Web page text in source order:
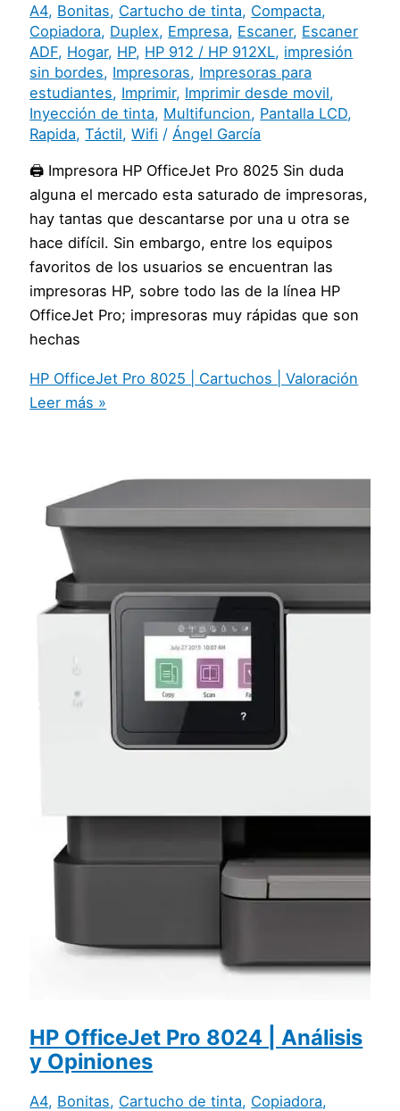
A4, Bonitas, Cartucho de tinta, Compacta,
Copiadora, Duplex, Empresa, Escaner, Escaner
ADF, Hogar, HP, HP 912 / HP 912XL, impresión
sin bordes, Impresoras, Impresoras para
estudiantes, Imprimir, Imprimir desde movil,
Inyección de tinta, Multifuncion, Pantalla LCD,
Rapida,Táctil,Wifi /Ángel García
🖨️ Impresora HP OfficeJet Pro 8025 Sin duda
alguna el mercado esta saturado de impresoras,
hay tantas que descantarse por una u otra se
hace difícil. Sin embargo, entre los equipos
favoritos de los usuarios se encuentran las
impresoras HP, sobre todo las de la línea HP
OfficeJet Pro; impresoras muy rápidas que son
hechas
HP OfficeJet Pro 8025 | Cartuchos | Valoración
Leer más »
HP OfficeJet Pro 8024 | Análisis
y Opiniones
A4, Bonitas, Cartucho de tinta, Copiadora,